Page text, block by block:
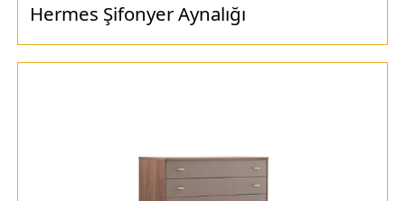
Hermes Şifonyer Aynalığı